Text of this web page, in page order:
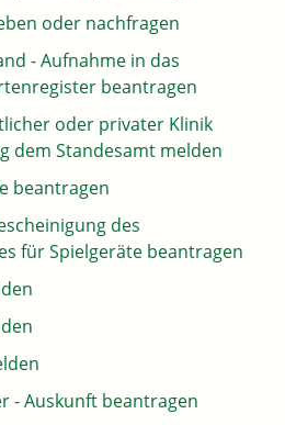
oder nachfragen
- Aufnahme in das
beantragen
oder privater Klinik
dem Standesamt melden
beantragen
des
für Spielgeräte beantragen
- Auskunft beantragen